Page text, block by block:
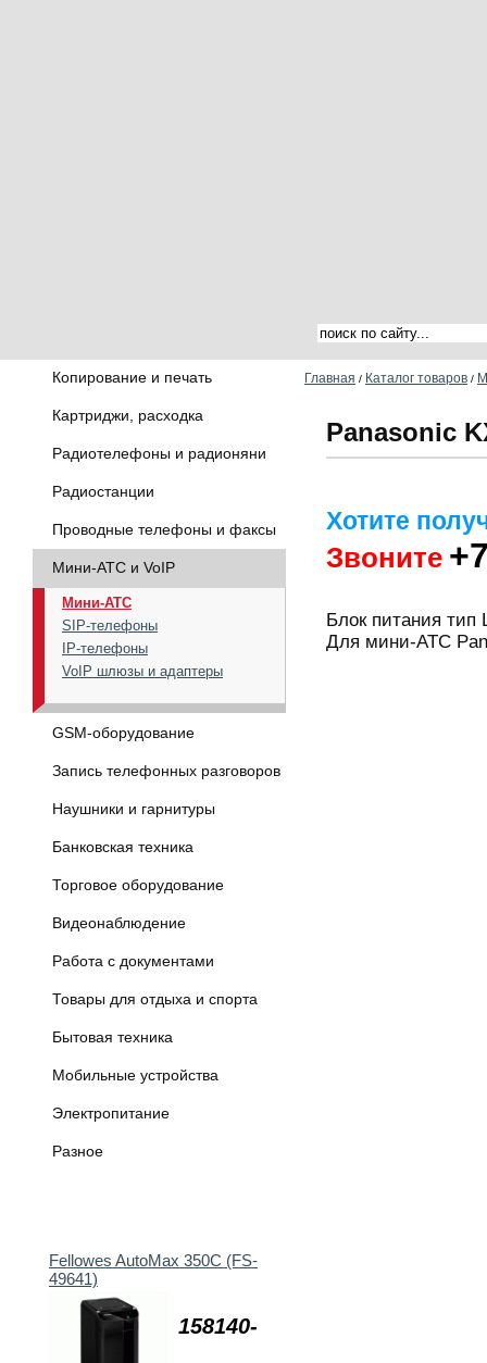
Копирование и печать
Картриджи, расходка
Радиотелефоны и радионяни
Радиостанции
Проводные телефоны и факсы
Мини-АТС и VoIP
Мини-АТС
SIP-телефоны
IP-телефоны
VoIP шлюзы и адаптеры
GSM-оборудование
Запись телефонных разговоров
Наушники и гарнитуры
Банковская техника
Торговое оборудование
Видеонаблюдение
Работа с документами
Товары для отдыха и спорта
Бытовая техника
Мобильные устройства
Электропитание
Разное
158140-
Fellowes AutoMax 350C (FS-
49641)
Главная / Каталог товаров /
Panasonic
Хотите
Звоните
Блок питания тип
Для мини-АТС